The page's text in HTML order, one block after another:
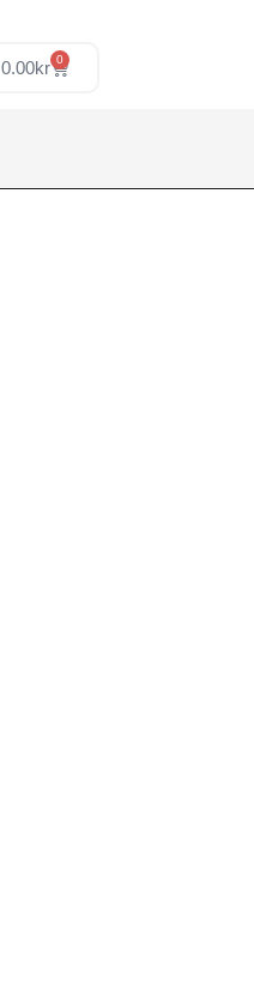
0.00kr 0